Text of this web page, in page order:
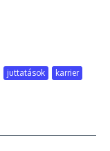
juttatások
karrier